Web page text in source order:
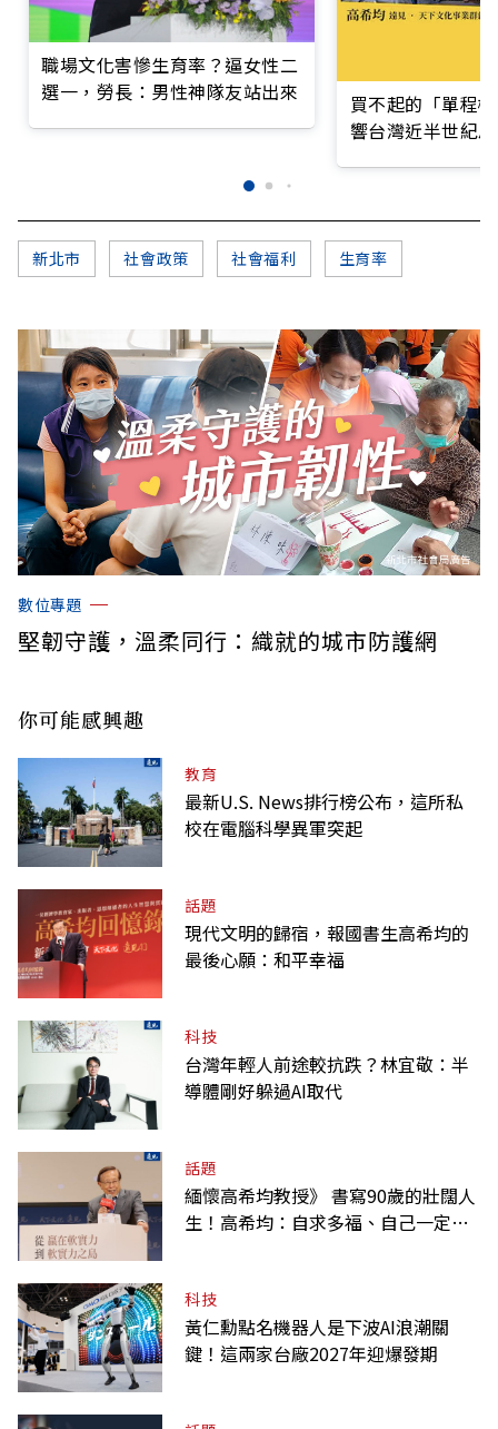
職場文化害慘生育率？逼女性二
選一，勞長：男性神隊友站出來
買不起的「單程
響台灣近半世紀
新北市 社會政策 社會福利 生育率
數位專題
堅韌守護，溫柔同行：織就的城市防護網
你可能感興趣
教育
最新U.S. News排行榜公布，這所私
校在電腦科學異軍突起
話題
現代文明的歸宿，報國書生高希均的
最後心願：和平幸福
科技
台灣年輕人前途較抗跌？林宜敬：半
導體剛好躲過AI取代
話題
緬懷高希均教授》 書寫90歲的壯闊人
生！高希均：自求多福、自己一定要
科技
黃仁勳點名機器人是下波AI浪潮關
鍵！這兩家台廠2027年迎爆發期